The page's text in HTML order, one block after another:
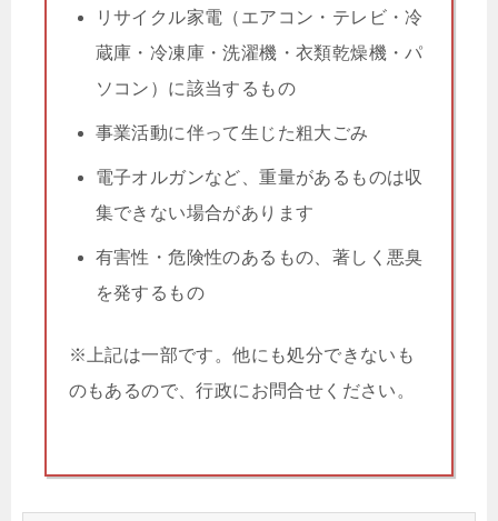
リサイクル家電（エアコン・テレビ・冷
蔵庫・冷凍庫・洗濯機・衣類乾燥機・パ
ソコン）に該当するもの
事業活動に伴って生じた粗大ごみ
電子オルガンなど、重量があるものは収
集できない場合があります
有害性・危険性のあるもの、著しく悪臭
を発するもの
※上記は一部です。他にも処分できないも
のもあるので、行政にお問合せください。